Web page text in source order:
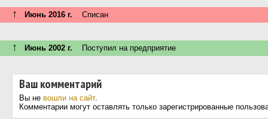
↑ Июнь 2016 г. Списан
↑ Июнь 2002 г. Поступил на предприятие
Ваш комментарий
Вы не вошли на сайт.
Комментарии могут оставлять только зарегистрированные